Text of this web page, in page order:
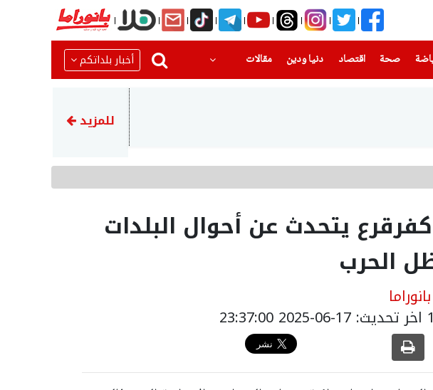
(current) صحة(current) اقتصاد دنيا ودين
(current) مقالات أخبار بلداتكم
اتهام توني مهاجم الأهلي
للمزيد
يتحدث عن أحوال البلدات
الحرب
اخر تحديث: 17-06-2025 23:37:00